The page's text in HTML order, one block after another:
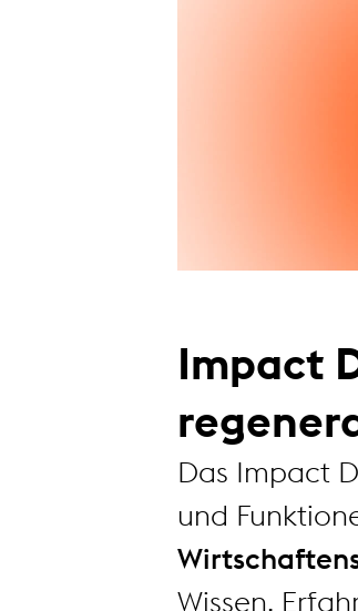
Impact
Das Impact
und
Wissen,